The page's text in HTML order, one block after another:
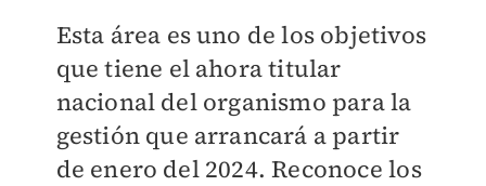
Esta área es uno de los objetivos
que tiene el ahora titular
nacional del organismo para la
gestión que arrancará a partir
de enero del 2024. Reconoce los